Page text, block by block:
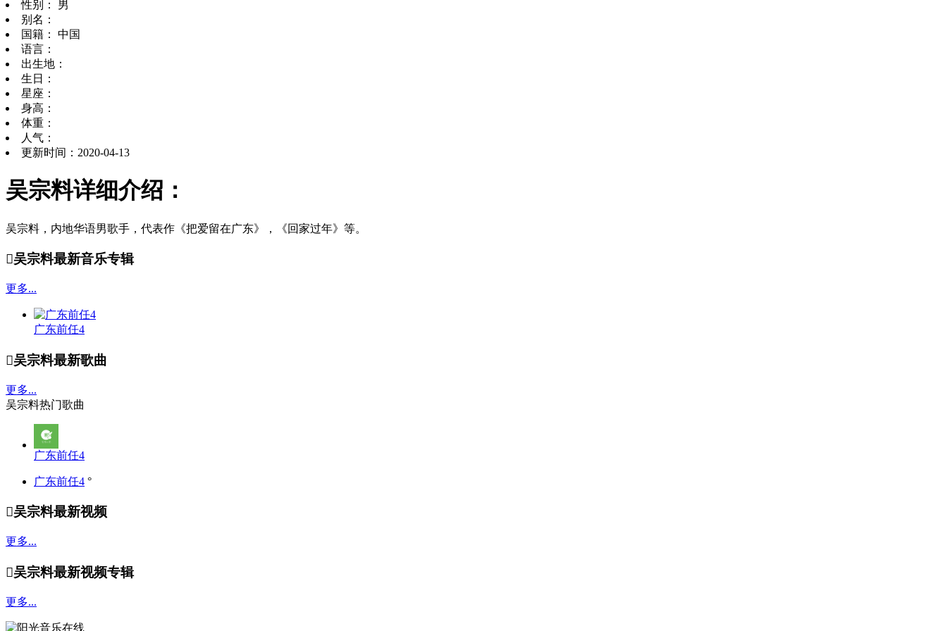
性别： 男
别名：
国籍： 中国
语言：
出生地：
生日：
星座：
身高：
体重：
人气：
更新时间：2020-04-13
吴宗料详细介绍：
吴宗料，内地华语男歌手，代表作《把爱留在广东》，《回家过年》等。
吴宗料最新音乐专辑
更多...
广东前任4
吴宗料最新歌曲
更多...
吴宗料热门歌曲
广东前任4
广东前任4 °
吴宗料最新视频
更多...
吴宗料最新视频专辑
更多...